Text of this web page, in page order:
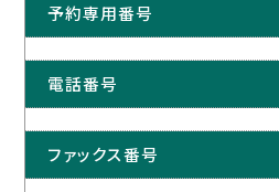
予約専用番号
電話番号
ファックス番号